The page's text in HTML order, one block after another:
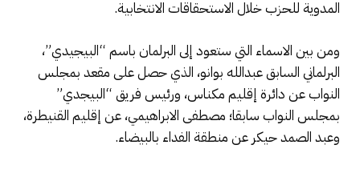
المدوية للحزب خلال الاستحقاقات الانتخابية.
ومن بين الاسماء التي ستعود إلى البرلمان باسم “البيجيدي”،
البرلماني السابق عبدالله بوانو، الذي حصل على مقعد بمجلس
النواب عن دائرة إقليم مكناس، ورئيس فريق “البيجدي”
بمجلس النواب سابقا؛ مصطفى الابراهيمي، عن إقليم القنيطرة،
وعبد الصمد حيكر عن منطقة الفداء بالبيضاء.